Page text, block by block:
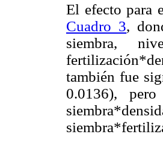
El efecto para
Cuadro 3,
siembra,
también fue
0.0136),